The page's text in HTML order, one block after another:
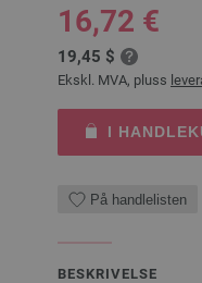
16,72 €
19,45 $
Ekskl. MVA, pluss
I
På handlelisten
BESKRIVELSE